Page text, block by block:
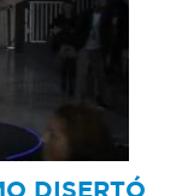
DISERTÓ